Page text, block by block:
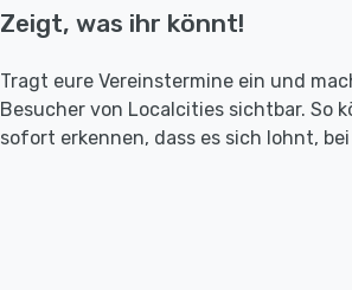
Zeigt, was ihr könnt!
Tragt eure Vereinstermine ein und
Besucher von Localcities sichtbar. So
sofort erkennen, dass es sich lohnt,